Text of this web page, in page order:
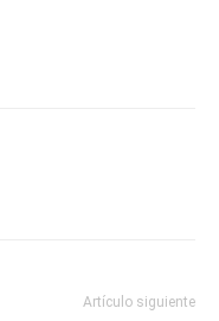
Artículo siguiente